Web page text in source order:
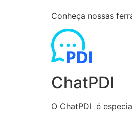
Conheça nossas
ChatPDI
O ChatPDI é